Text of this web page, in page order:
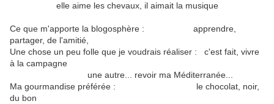
elle aime les chevaux, il aimait la musique
Ce que m'apporte la blogosphère : apprendre,
partager, de l'amitié,
Une chose un peu folle que je voudrais réaliser : c'est fait, vivre
à la campagne
une autre... revoir ma Méditerranée...
Ma gourmandise préférée : le chocolat, noir,
du bon